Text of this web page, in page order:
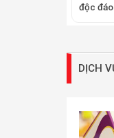
độc đáo
DỊCH